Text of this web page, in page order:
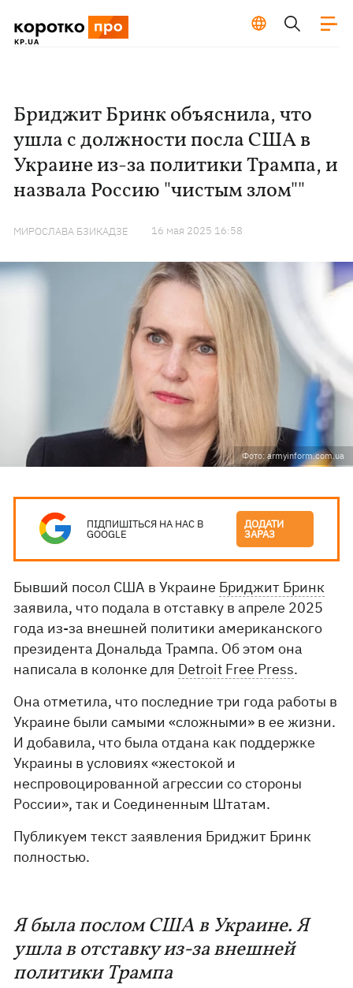
Бриджит Бринк объяснила, что
ушла с должности посла США в
Украине из-за политики Трампа, и
назвала Россию "чистым злом""
МИРОСЛАВА БЗИКАДЗЕ 16 мая 2025 16:58
Фото: armyinform.com.ua
ПІДПИШІТЬСЯ НА НАС В
GOOGLE
ДОДАТИ
ЗАРАЗ
Бывший посол США в Украине Бриджит Бринк
заявила, что подала в отставку в апреле 2025
года из-за внешней политики американского
президента Дональда Трампа. Об этом она
написала в колонке для Detroit Free Press.
Она отметила, что последние три года работы в
Украине были самыми «сложными» в ее жизни.
И добавила, что была отдана как поддержке
Украины в условиях «жестокой и
неспровоцированной агрессии со стороны
России», так и Соединенным Штатам.
Публикуем текст заявления Бриджит Бринк
полностью.
Я была послом США в Украине. Я
ушла в отставку из-за внешней
политики Трампа